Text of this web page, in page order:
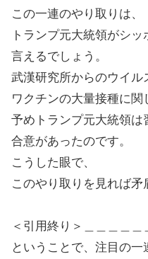
この一連のやり取りは、
トランプ元大統領がシ
言えるでしょう。
武漢研究所からのウイル
ワクチンの大量接種に関
予めトランプ元大統領は
合意があったのです。
こうした眼で、
このやり取りを見れば矛
＜引用終り＞＿＿＿＿＿
ということで、注目の一